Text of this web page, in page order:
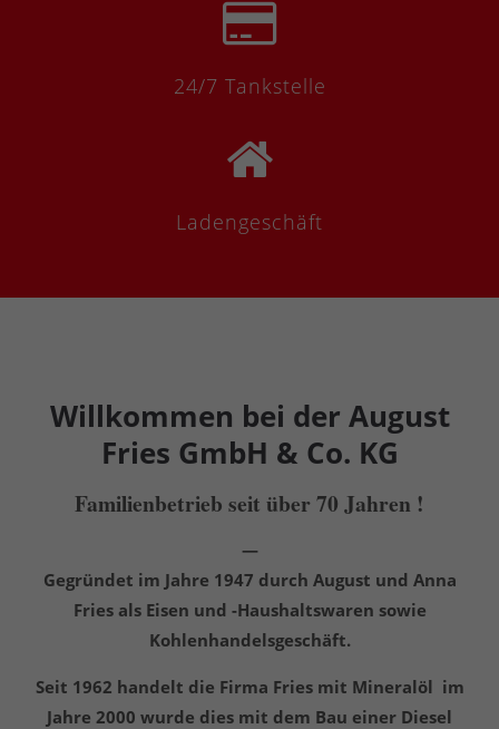
376-293 City Road, Suite 600
San Francisco, CA 94102
info@yourdomain.com
massa. Cum sociis natoque penatibus et magnis
dis parturient montes, nascetur ridiculus mus.
Donec quam felis, ultricies nec.
24/7 Tankstelle
Ladengeschäft
Willkommen bei der August
Fries GmbH & Co. KG
Familienbetrieb seit über 70 Jahren !
—
Gegründet im Jahre 1947 durch August und Anna
Fries als Eisen und -Haushaltswaren sowie
Kohlenhandelsgeschäft.
Seit 1962 handelt die Firma Fries mit Mineralöl im
Jahre 2000 wurde dies mit dem Bau einer Diesel